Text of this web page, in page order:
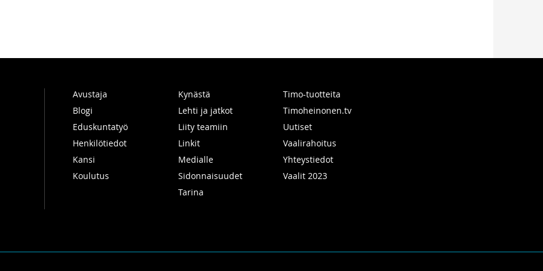
Avustaja
Blogi
Eduskuntatyö
Henkilötiedot
Kansi
Koulutus
Kynästä
Lehti ja jatkot
Liity teamiin
Linkit
Medialle
Sidonnaisuudet
Tarina
Timo-tuotteita
Timoheinonen.tv
Uutiset
Vaalirahoitus
Yhteystiedot
Vaalit 2023